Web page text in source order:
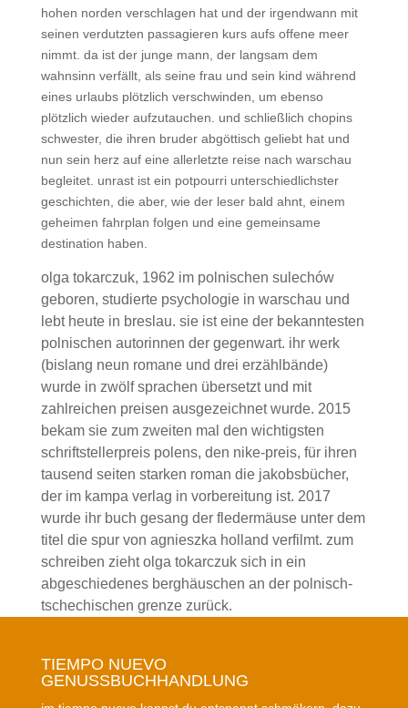
hohen norden verschlagen hat und der irgendwann mit
seinen verdutzten passagieren kurs aufs offene meer
nimmt. da ist der junge mann, der langsam dem
wahnsinn verfällt, als seine frau und sein kind während
eines urlaubs plötzlich verschwinden, um ebenso
plötzlich wieder aufzutauchen. und schließlich chopins
schwester, die ihren bruder abgöttisch geliebt hat und
nun sein herz auf eine allerletzte reise nach warschau
begleitet. unrast ist ein potpourri unterschiedlichster
geschichten, die aber, wie der leser bald ahnt, einem
geheimen fahrplan folgen und eine gemeinsame
destination haben.
olga tokarczuk, 1962 im polnischen sulechów
geboren, studierte psychologie in warschau und
lebt heute in breslau. sie ist eine der bekanntesten
polnischen autorinnen der gegenwart. ihr werk
(bislang neun romane und drei erzählbände)
wurde in zwölf sprachen übersetzt und mit
zahlreichen preisen ausgezeichnet wurde. 2015
bekam sie zum zweiten mal den wichtigsten
schriftstellerpreis polens, den nike-preis, für ihren
tausend seiten starken roman die jakobsbücher,
der im kampa verlag in vorbereitung ist. 2017
wurde ihr buch gesang der fledermäuse unter dem
titel die spur von agnieszka holland verfilmt. zum
schreiben zieht olga tokarczuk sich in ein
abgeschiedenes berghäuschen an der polnisch-
tschechischen grenze zurück.
TIEMPO NUEVO
GENUSSBUCHHANDLUNG